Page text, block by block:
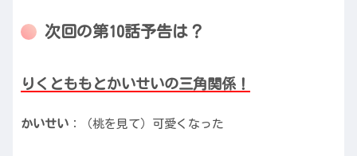
次回の第10話予告は？
りくとももとかいせいの三角関係！
かいせい ：（桃を見て）可愛くなった